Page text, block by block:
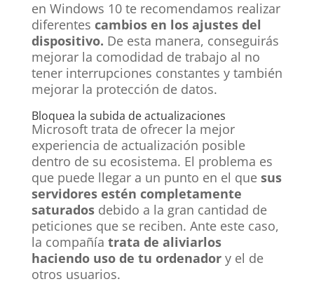
en Windows 10 te recomendamos realizar
diferentes cambios en los ajustes del
dispositivo. De esta manera, conseguirás
mejorar la comodidad de trabajo al no
tener interrupciones constantes y también
mejorar la protección de datos.
Bloquea la subida de actualizaciones
Microsoft trata de ofrecer la mejor
experiencia de actualización posible
dentro de su ecosistema. El problema es
que puede llegar a un punto en el que sus
servidores estén completamente
saturados debido a la gran cantidad de
peticiones que se reciben. Ante este caso,
la compañía trata de aliviarlos
haciendo uso de tu ordenador y el de
otros usuarios.